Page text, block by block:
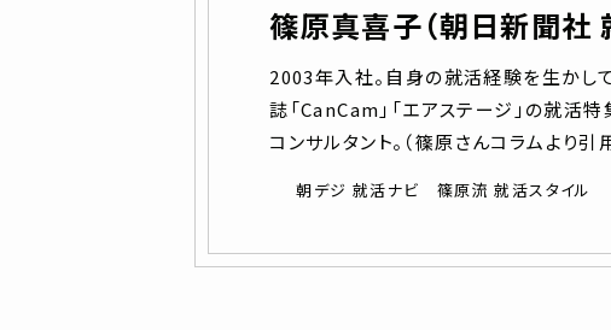
篠原真喜子（朝日新聞社
2003年入社。自身の就活経験を生かして
誌「CanCam」「エアステージ」の就活
コンサルタント。（篠原さんコラムより引用
朝デジ 就活ナビ 篠原流 就活スタイル